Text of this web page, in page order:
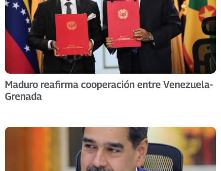
Maduro reafirma cooperación entre Venezuela-
Grenada